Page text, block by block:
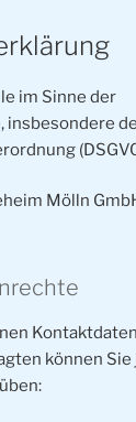
im Sinne der
insbesondere
Mölln
können